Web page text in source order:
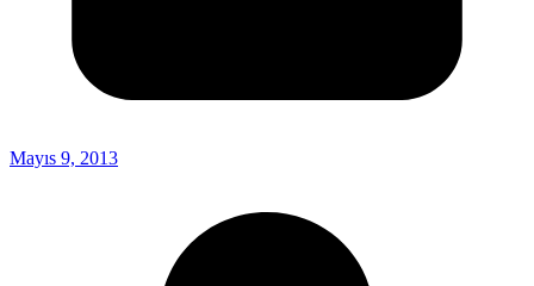
Mayıs 9, 2013